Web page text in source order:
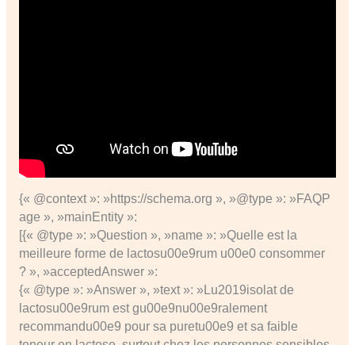
{« @context »: »https://schema.org », »@type »: »FAQP
age », »mainEntity »:
[{« @type »: »Question », »name »: »Quelle est la
meilleure forme de lactosu00e9rum u00e0 consommer
? », »acceptedAnswer »:
{« @type »: »Answer », »text »: »Lu2019isolat de
lactosu00e9rum est gu00e9nu00e9ralement
recommandu00e9 pour sa puretu00e9 et sa faible